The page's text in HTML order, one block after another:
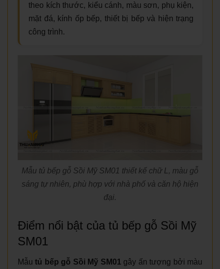
theo kích thước, kiểu cánh, màu sơn, phụ kiện,
mặt đá, kính ốp bếp, thiết bị bếp và hiện trạng
công trình.
Mẫu tủ bếp gỗ Sồi Mỹ SM01 thiết kế chữ L, màu gỗ
sáng tự nhiên, phù hợp với nhà phố và căn hộ hiện
đại.
Điểm nổi bật của tủ bếp gỗ Sồi Mỹ
SM01
Mẫutủ bếp gỗ Sồi Mỹ SM01 gây ấn tượng bởi màu